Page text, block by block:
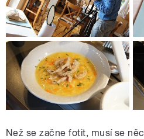
Než se začne fotit, musí se